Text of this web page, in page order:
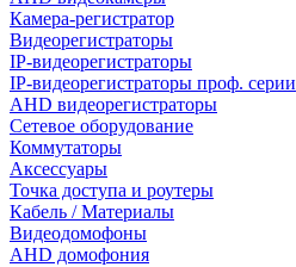
Камера-регистратор
Видеорегистраторы
IP-видеорегистраторы
IP-видеорегистраторы проф. серии
AHD видеорегистраторы
Сетевое оборудование
Коммутаторы
Аксессуары
Точка доступа и роутеры
Кабель / Материалы
Видеодомофоны
AHD домофония